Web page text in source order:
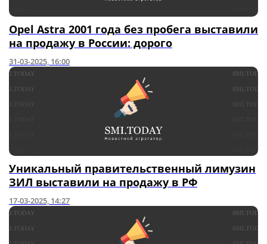
Opel Astra 2001 года без пробега выставили
на продажу в России: дорого
31-03-2025, 16:00
Уникальный правительственный лимузин
ЗИЛ выставили на продажу в РФ
17-03-2025, 14:27